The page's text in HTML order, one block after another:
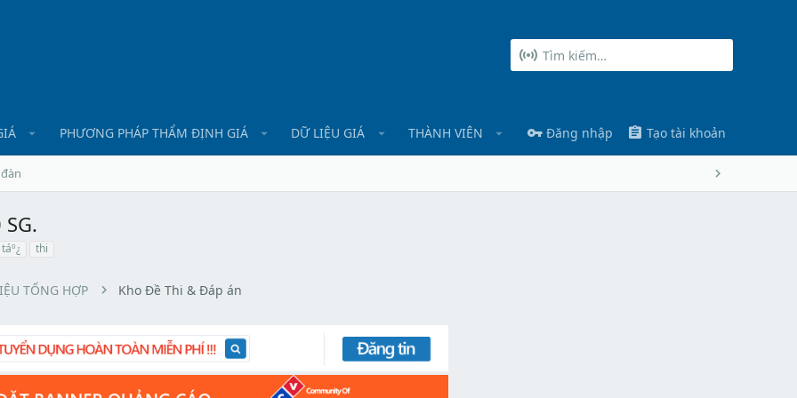
PHƯƠNG PHÁP THẨM ĐỊNH GIÁ DỮ LIỆU GIÁ THÀNH VIÊN Đăng nhập Tạo tài khoản
táº¿ thi
TỔNG HỢP Kho Đề Thi & Đáp án